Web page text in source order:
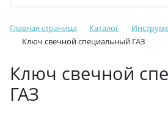
Главная страница Каталог
Ключ свечной специальный ГАЗ
Ключ свечной
ГАЗ